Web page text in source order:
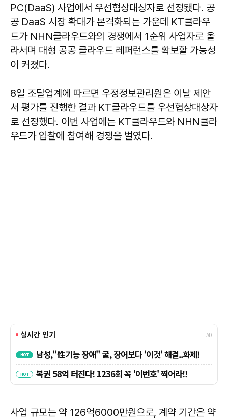
PC(DaaS) 사업에서 우선협상대상자로 선정됐다. 공
공 DaaS 시장 확대가 본격화되는 가운데 KT클라우
드가 NHN클라우드와의 경쟁에서 1순위 사업자로 올
라서며 대형 공공 클라우드 레퍼런스를 확보할 가능성
이 커졌다.
8일 조달업계에 따르면 우정정보관리원은 이날 제안
서 평가를 진행한 결과 KT클라우드를 우선협상대상자
로 선정했다. 이번 사업에는 KT클라우드와 NHN클라
우드가 입찰에 참여해 경쟁을 벌였다.
사업 규모는 약 126억6000만원으로, 계약 기간은 약